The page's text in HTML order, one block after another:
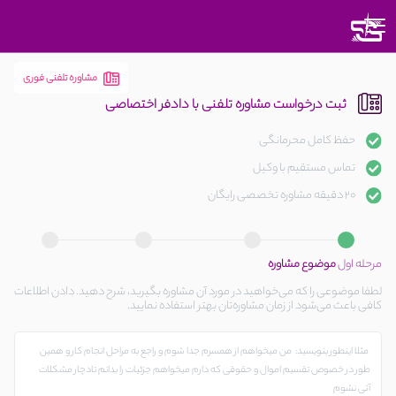
مشاوره تلفنی فوری
ثبت درخواست مشاوره تلفنی با دادفر اختصاصی
حفظ کامل محرمانگی
تماس مستقیم با وکیل
20 دقیقه مشاوره تخصصی رایگان
مرحله اولموضوع مشاوره
لطفا موضوعی را که می‌خواهید در مورد آن مشاوره بگیرید، شرح دهید. دادن اطلاعات
کافی باعث می‌شود از زمان مشاوره‌تان بهتر استفاده نمایید.
متوجه
شدم